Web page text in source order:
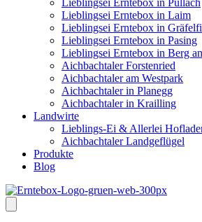
Lieblingsei Erntebox in Pullach
Lieblingsei Erntebox in Laim
Lieblingsei Erntebox in
Lieblingsei Erntebox in Pasing
Lieblingsei Erntebox in Berg
Aichbachtaler Forstenried
Aichbachtaler am Westpark
Aichbachtaler in Planegg
Aichbachtaler in Krailling
Landwirte
Lieblings-Ei & Allerlei
Aichbachtaler Landgeflügel
Produkte
Blog